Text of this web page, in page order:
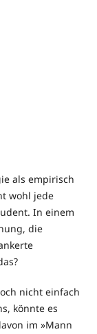
als empirisch
wohl jede
In einem
die
nicht einfach
könnte es
im »Mann